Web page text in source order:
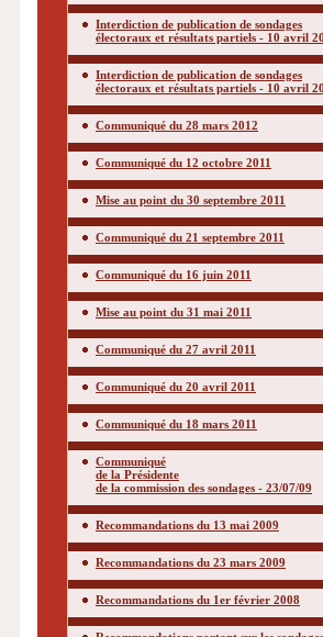
Interdiction de publication de sondages
électoraux et résultats partiels - 10 avril
Interdiction de publication de sondages
électoraux et résultats partiels - 10 avril
Communiqué du 28 mars 2012
Communiqué du 12 octobre 2011
Mise au point du 30 septembre 2011
Communiqué du 21 septembre 2011
Communiqué du 16 juin 2011
Mise au point du 31 mai 2011
Communiqué du 27 avril 2011
Communiqué du 20 avril 2011
Communiqué du 18 mars 2011
Communiqué
de la Présidente
de la commission des sondages - 23/07/09
Recommandations du 13 mai 2009
Recommandations du 23 mars 2009
Recommandations du 1er février 2008